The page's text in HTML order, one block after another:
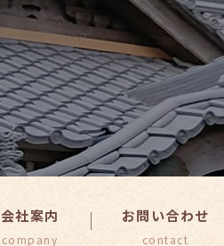
会社案内 お問い合わせ